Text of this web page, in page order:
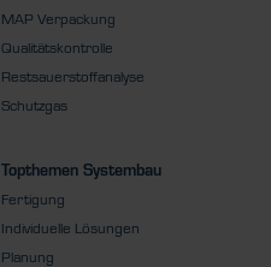
MAP Verpackung
Qualitätskontrolle
Restsauerstoffanalyse
Schutzgas
Topthemen Systembau
Fertigung
Individuelle Lösungen
Planung